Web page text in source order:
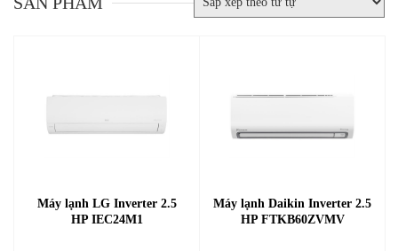
Máy lạnh LG Inverter 2.5
HP IEC24M1
Máy lạnh Daikin Inverter 2.5
HP FTKB60ZVMV